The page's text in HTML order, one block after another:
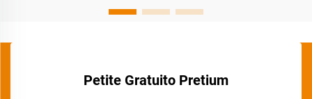
Petite Gratuito Pretium